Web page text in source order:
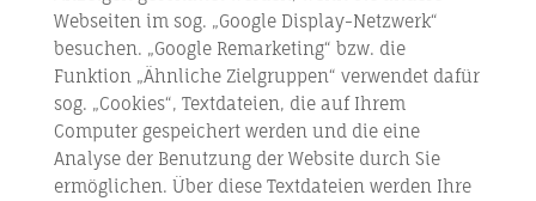
Webseiten im sog. „Google Display-Netzwerk“
besuchen. „Google Remarketing“ bzw. die
Funktion „Ähnliche Zielgruppen“ verwendet dafür
sog. „Cookies“, Textdateien, die auf Ihrem
Computer gespeichert werden und die eine
Analyse der Benutzung der Website durch Sie
ermöglichen. Über diese Textdateien werden Ihre